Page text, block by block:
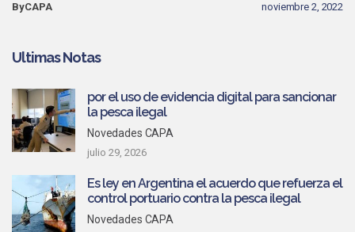
ByCAPA noviembre 2, 2022
Ultimas Notas
por el uso de evidencia digital para sancionar
la pesca ilegal
Novedades CAPA
julio 29, 2026
Es ley en Argentina el acuerdo que refuerza el
control portuario contra la pesca ilegal
Novedades CAPA